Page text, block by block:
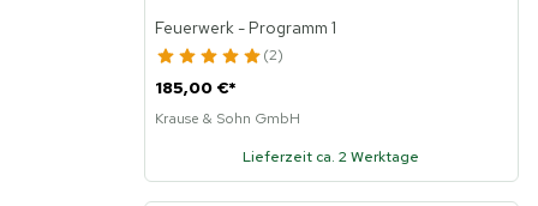
Feuerwerk - Programm 1
2
185,00 €*
Krause & Sohn GmbH
Lieferzeit ca. 2 Werktage